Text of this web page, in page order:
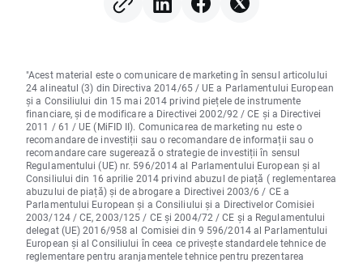
"Acest material este o comunicare de marketing în sensul articolului
24 alineatul (3) din Directiva 2014/65 / UE a Parlamentului European
și a Consiliului din 15 mai 2014 privind piețele de instrumente
financiare, și de modificare a Directivei 2002/92 / CE și a Directivei
2011 / 61 / UE (MiFID II). Comunicarea de marketing nu este o
recomandare de investiții sau o recomandare de informații sau o
recomandare care sugerează o strategie de investiții în sensul
Regulamentului (UE) nr. 596/2014 al Parlamentului European și al
Consiliului din 16 aprilie 2014 privind abuzul de piață ( reglementarea
abuzului de piață) și de abrogare a Directivei 2003/6 / CE a
Parlamentului European și a Consiliului și a Directivelor Comisiei
2003/124 / CE, 2003/125 / CE și 2004/72 / CE și a Regulamentului
delegat (UE) 2016/958 al Comisiei din 9 596/2014 al Parlamentului
European și al Consiliului în ceea ce privește standardele tehnice de
reglementare pentru aranjamentele tehnice pentru prezentarea